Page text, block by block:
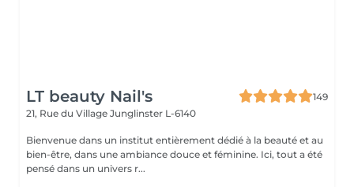
LT beauty Nail's
149
21, Rue du Village Junglinster L-6140
Bienvenue dans un institut entièrement dédié à la beauté et au
bien-être, dans une ambiance douce et féminine. Ici, tout a été
pensé dans un univers r...